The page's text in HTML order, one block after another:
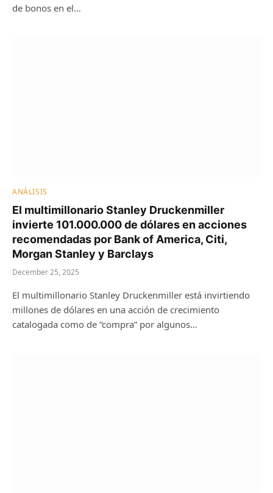
de bonos en el…
ANÁLISIS
El multimillonario Stanley Druckenmiller
invierte 101.000.000 de dólares en acciones
recomendadas por Bank of America, Citi,
Morgan Stanley y Barclays
December 25, 2025
El multimillonario Stanley Druckenmiller está invirtiendo
millones de dólares en una acción de crecimiento
catalogada como de “compra” por algunos…